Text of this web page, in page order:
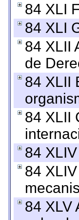
84 XLI
84 XLI
84 XLII
de
84 XLII
84 XLII
84
84
84 XLV